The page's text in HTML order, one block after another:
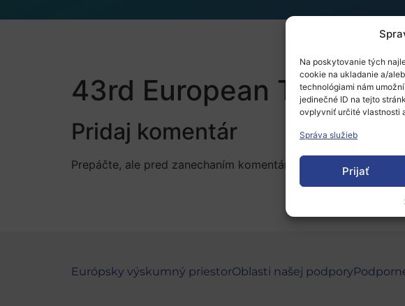
Na poskytovanie tých
cookie na ukladanie a/
technológiami nám
jedinečné ID na tejto
ovplyvniť určité vlastnosti
Správa služieb
Prijať
43rd European
Pridaj komentár
Prepáčte, ale pred zanechaním komentára sa musíte prihlásiť
Európsky výskumný priestorOblasti našej podpory